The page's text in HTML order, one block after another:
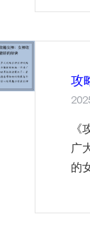
攻
广
的